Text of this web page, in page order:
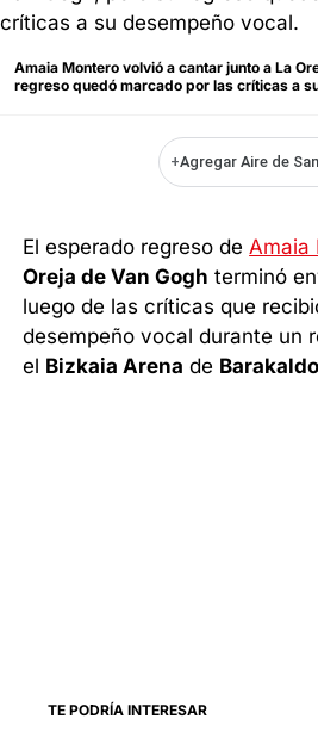
Amaia Montero volvió a cantar junto a La
regreso quedó marcado por las críticas a
+Agregar Aire de
El esperado regreso deAmaia
Oreja de Van Gogh terminó
luego de las críticas que
desempeño vocal durante un
el Bizkaia Arena de
TE PODRÍA INTERESAR